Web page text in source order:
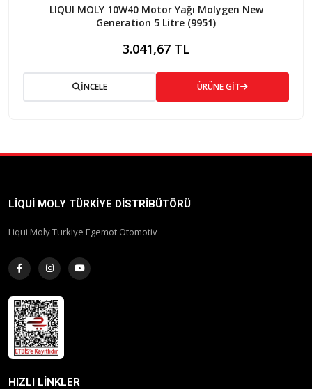
LIQUI MOLY 10W40 Motor Yağı Molygen New
Generation 5 Litre (9951)
3.041,67 TL
İNCELE ÜRÜNE GİT
LIQUI MOLY TÜRKIYE DISTRIBÜTÖRÜ
Liqui Moly Turkiye Egemot Otomotiv
HIZLI LINKLER